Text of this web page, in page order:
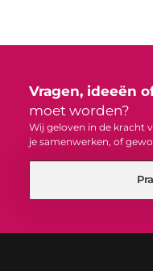
Vragen, ideeën
moet worden?
Wij geloven in de kracht
je samenwerken, of